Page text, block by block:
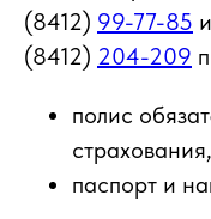
(8412) 99-77-85
(8412) 204-209
полис
страхования,
паспорт и